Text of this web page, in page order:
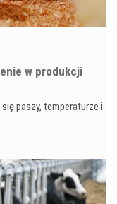
w produkcji
paszy, temperaturze i